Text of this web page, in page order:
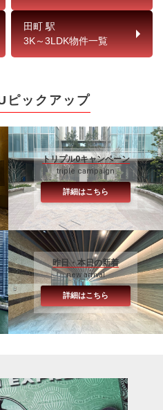
田町 駅
3K～3LDK物件一覧
ピックアップ
トリプル0キャンペーン
triple campaign
詳細はこちら
昨日・本日の新着
new arrival
詳細はこちら